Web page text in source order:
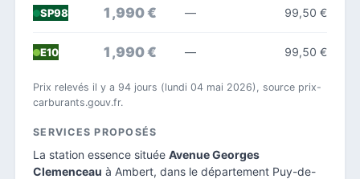
SP98 1,990 € — 99,50 €
E10 1,990 € — 99,50 €
Prix relevés il y a 94 jours (lundi 04 mai 2026), source prix-
carburants.gouv.fr.
SERVICES PROPOSÉS
La station essence située Avenue Georges
Clemenceau à Ambert, dans le département Puy-de-